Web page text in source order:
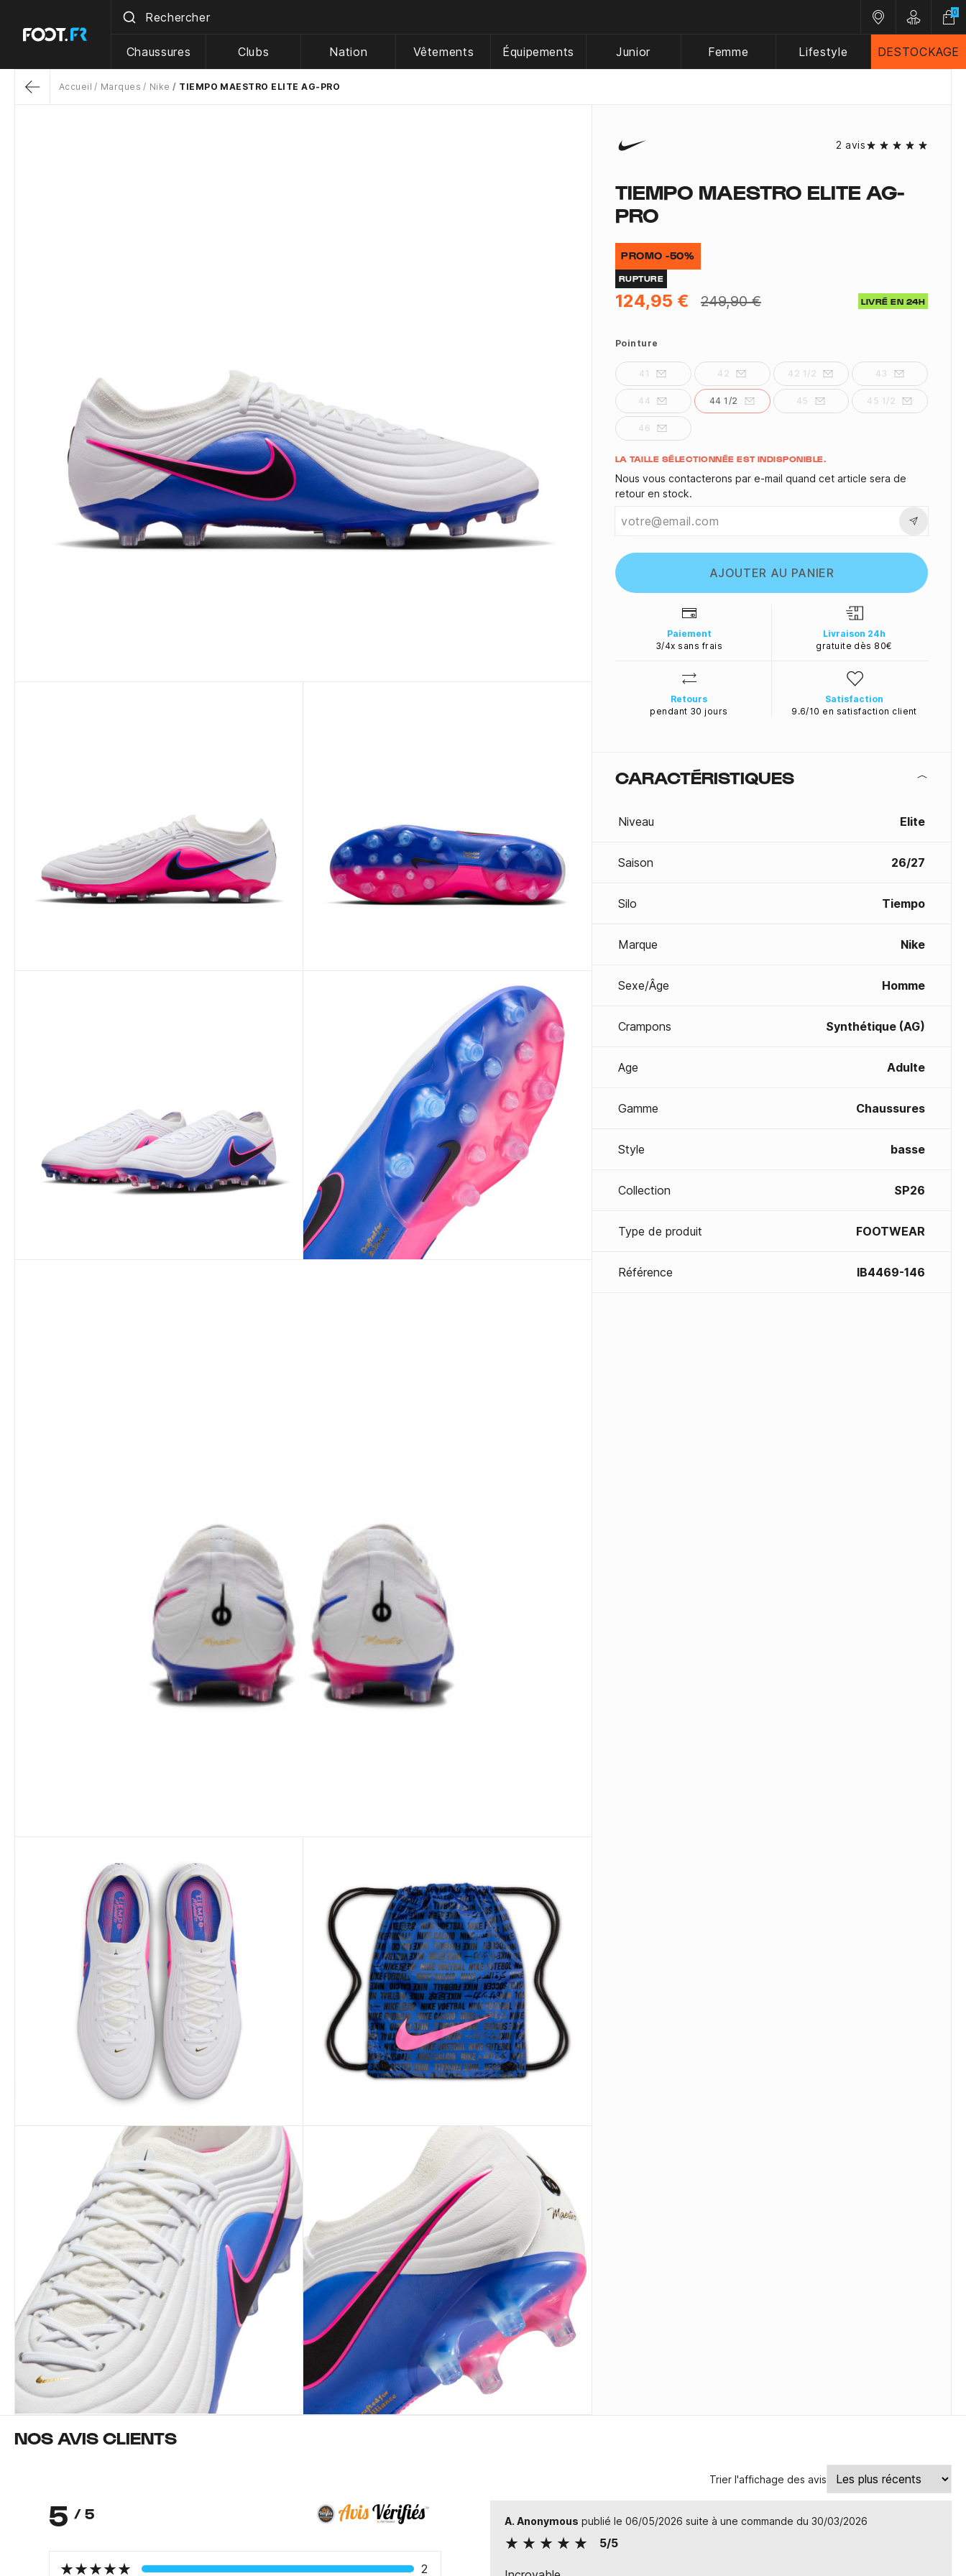
Nos magasins
Customer
0
Chaussures Clubs Nation Vêtements Équipements Junior Femme Lifestyle DESTOCKAGE
Accueil Marques Nike TIEMPO MAESTRO ELITE AG-PRO
2 avis
TIEMPO MAESTRO ELITE AG-
PRO
PROMO -50%
RUPTURE
124,95 € 249,90 € LIVRÉ EN 24H
Pointure
41 42 42 1/2 43
44 44 1/2 45 45 1/2
46
Quantité
LA TAILLE SÉLECTIONNÉE EST INDISPONIBLE.
Nous vous contacterons par e-mail quand cet article sera de
retour en stock.
AJOUTER AU PANIER
Paiement
3/4x sans frais
Livraison 24h
gratuite dès 80€
Retours
pendant 30 jours
Satisfaction
9.6/10 en satisfaction client
CARACTÉRISTIQUES
Niveau Elite
Saison 26/27
Silo Tiempo
Marque Nike
Sexe/Âge Homme
Crampons Synthétique (AG)
Age Adulte
Gamme Chaussures
Style basse
Collection SP26
Type de produit FOOTWEAR
Référence IB4469-146
NOS AVIS CLIENTS
5 / 5
2
Trier l'affichage des avis
A. Anonymous publié le 06/05/2026 suite à une commande du 30/03/2026
5/5